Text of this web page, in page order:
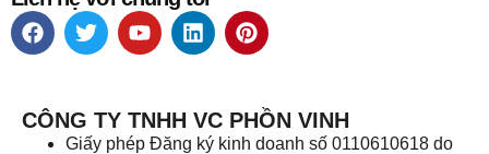
CÔNG TY TNHH VC PHỒN VINH
Giấy phép Đăng ký kinh doanh số 0110610618 do